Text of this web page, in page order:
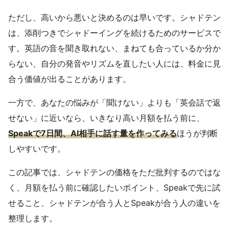
ただし、高いから悪いと決めるのは早いです。シャドテン
は、添削つきでシャドーイングを続けるためのサービスで
す。英語の音を聞き取れない、まねても合っているか分か
らない、自分の発音やリズムを直したい人には、料金に見
合う価値が出ることがあります。
一方で、あなたの悩みが「聞けない」よりも「英会話で返
せない」に近いなら、いきなり高い月額を払う前に、
Speakで7日間、AI相手に話す量を作ってみるほうが判断
しやすいです。
この記事では、シャドテンの価格をただ批判するのではな
く、月額を払う前に確認したいポイント、Speakで先に試
せること、シャドテンが合う人とSpeakが合う人の違いを
整理します。